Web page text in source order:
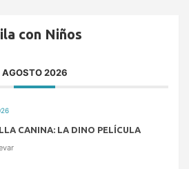
con Niños
AGOSTO 2026
CANINA: LA DINO PELÍCULA